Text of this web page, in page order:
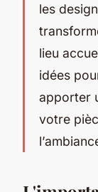
les
lieu
idées
apporter
votre